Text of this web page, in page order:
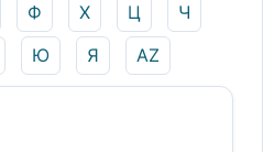
Ф Х Ц
Ч
Ю Я AZ